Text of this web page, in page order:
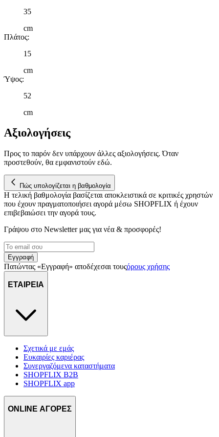
μας και την ανάπτυξη προϊόντων. Επίσης, κοινοποιούμε
τοποθεσίας μας στους συνεργάτες μέσων κοινωνικής
δικτύωσης, διαφημίσεων και ανάλυσης.
35
cm
Πλάτος:
15
cm
Ύψος:
52
cm
Αξιολογήσεις
Προς το παρόν δεν υπάρχουν άλλες αξιολογήσεις. Όταν
προστεθούν, θα εμφανιστούν εδώ.
Πώς υπολογίζεται η βαθμολογία
Η τελική βαθμολογία βασίζεται αποκλειστικά σε κριτικές χρηστών
που έχουν πραγματοποιήσει αγορά μέσω SHOPFLIX ή έχουν
επιβεβαιώσει την αγορά τους.
Γράψου στο Νewsletter μας για νέα & προσφορές!
Εγγραφή
Πατώντας «Εγγραφή» αποδέχεσαι τουςόρους χρήσης
ΕΤΑΙΡΕΙΑ
Σχετικά με εμάς
Ευκαιρίες καριέρας
Συνεργαζόμενα καταστήματα
SHOPFLIX B2B
SHOPFLIX app
ONLINE ΑΓΟΡΕΣ